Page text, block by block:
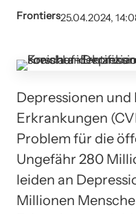
Frontiers25.04.2024,
Depressionen
Erkrankungen
Problem für die
Ungefähr 280
leiden an
Millionen